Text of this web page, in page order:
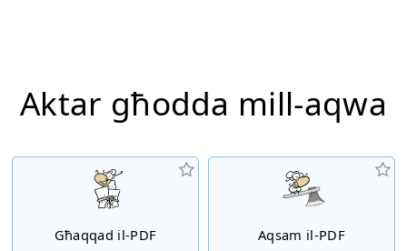
Aktar għodda mill-aqwa
Għaqqad il-PDF Aqsam il-PDF